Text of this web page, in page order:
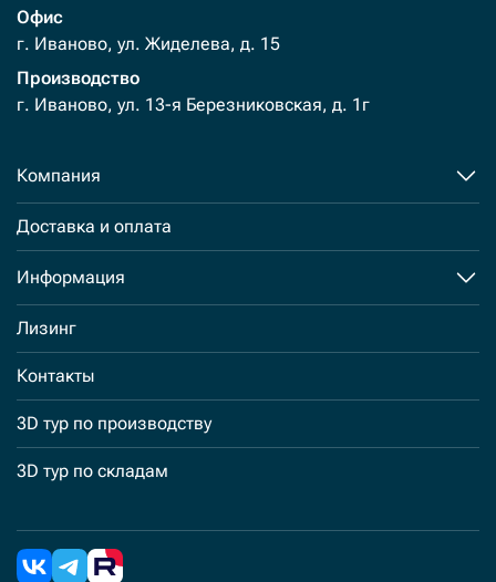
Офис
г. Иваново, ул. Жиделева, д. 15
Производство
г. Иваново, ул. 13-я Березниковская, д. 1г
Компания
Доставка и оплата
Информация
Лизинг
Контакты
3D тур по производству
3D тур по складам